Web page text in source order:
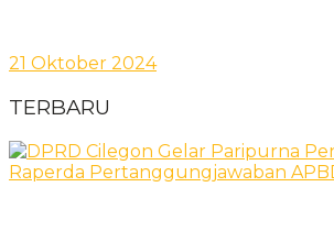
21 Oktober 2024
TERBARU